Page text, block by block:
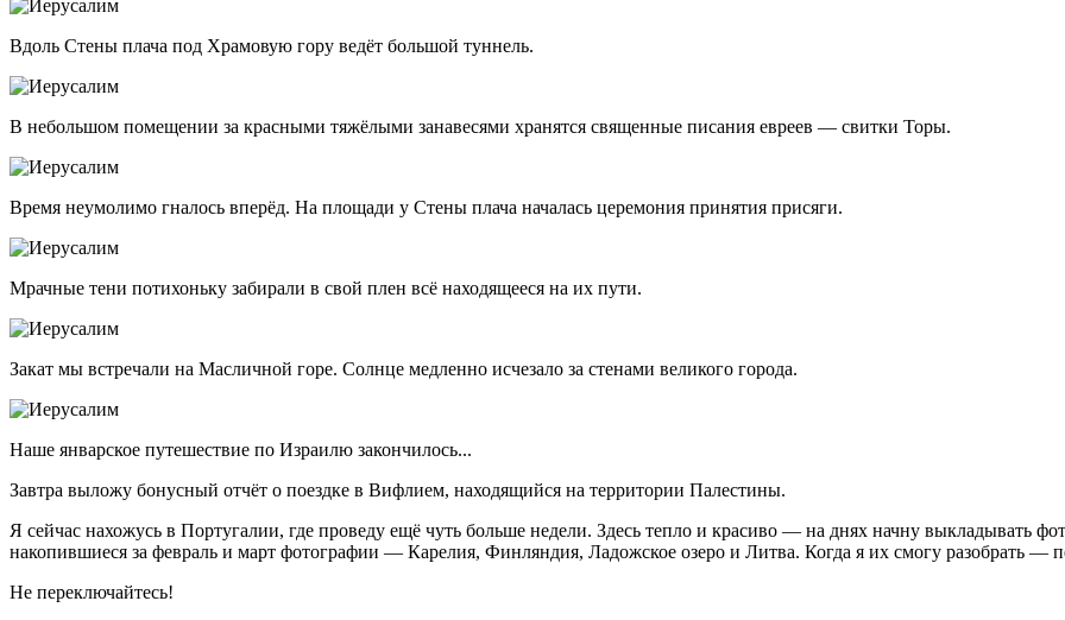
Вдоль Стены плача под Храмовую гору ведёт большой туннель.
В небольшом помещении за красными тяжёлыми занавесями хранятся священные писания евреев — свитки Торы.
Время неумолимо гналось вперёд. На площади у Стены плача началась церемония принятия присяги.
Мрачные тени потихоньку забирали в свой плен всё находящееся на их пути.
Закат мы встречали на Масличной горе. Солнце медленно исчезало за стенами великого города.
Наше январское путешествие по Израилю закончилось...
Завтра выложу бонусный отчёт о поездке в Вифлием, находящийся на территории Палестины.
Я сейчас нахожусь в Португалии, где проведу ещё чуть больше недели. Здесь тепло и красиво — на днях начну выкладывать
накопившиеся за февраль и март фотографии — Карелия, Финляндия, Ладожское озеро и Литва. Когда я их смогу разобрать —
Не переключайтесь!